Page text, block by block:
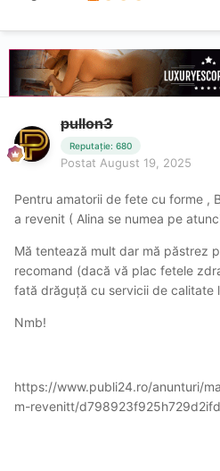
pullon3
Reputație: 680
Postat August 19, 2025
Pentru amatorii de fete cu forme ,
a revenit ( Alina se numea pe
Mă tentează mult dar mă păstrez
recomand (dacă vă plac fetele
fată drăguță cu servicii de calitate
Nmb!
https://www.publi24.ro/anunturi/
m-revenitt/